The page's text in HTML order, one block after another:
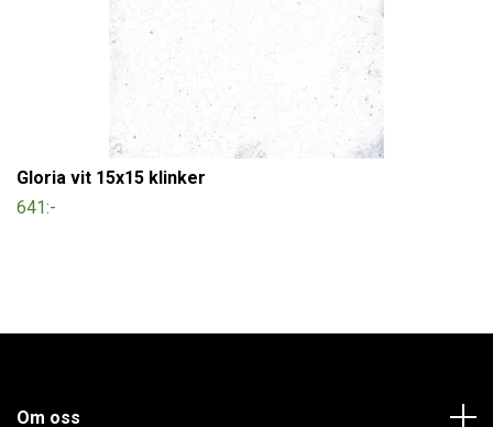
Gloria vit 15x15 klinker
641:-
Om oss